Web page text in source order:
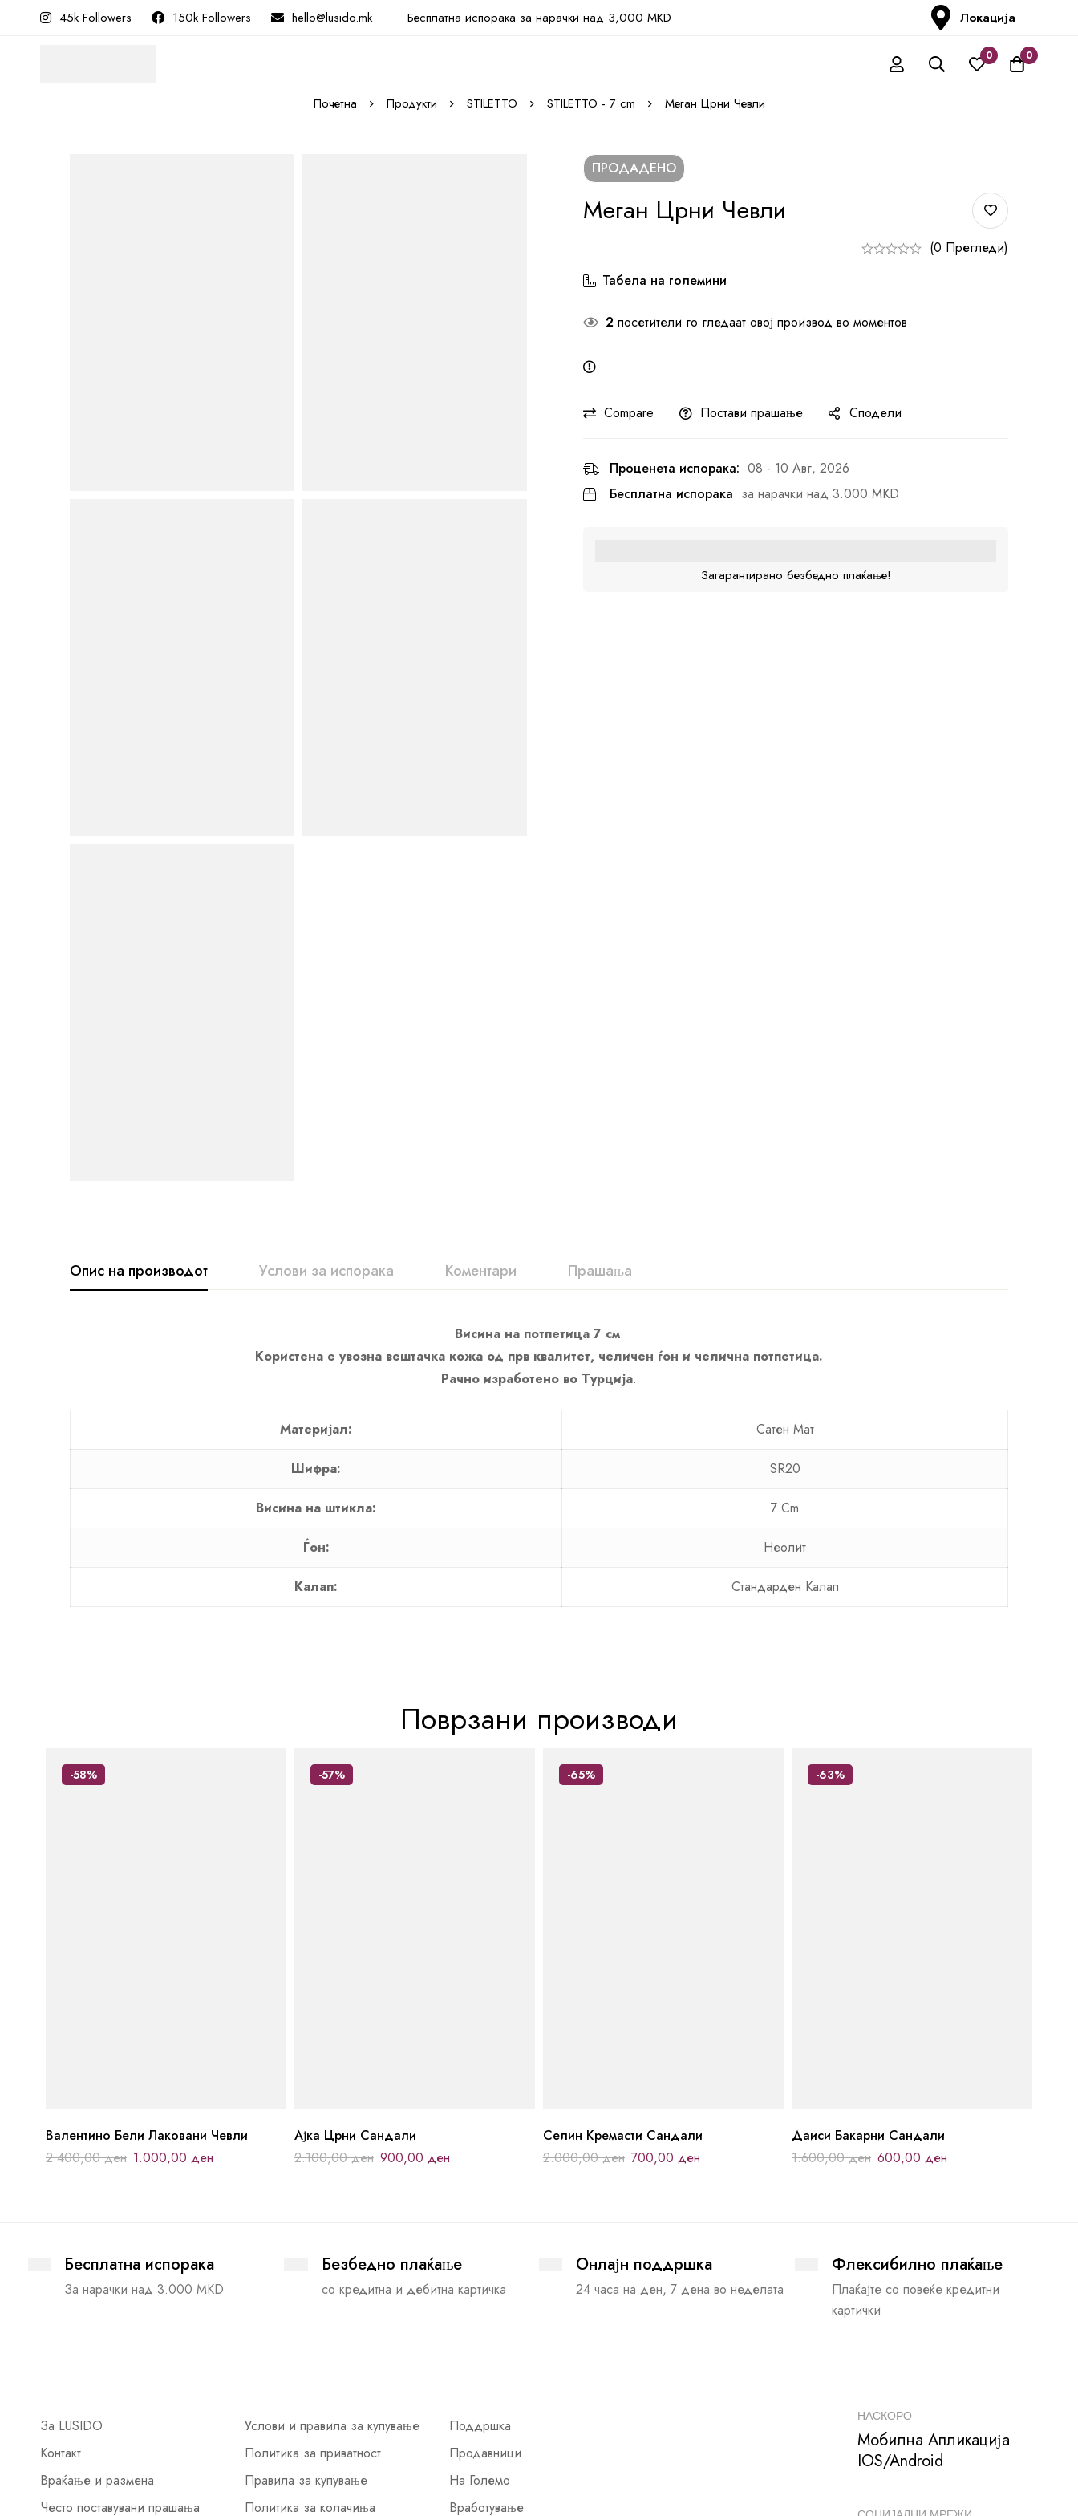
45k Followers 150k Followers hello@lusido.mk Бесплатна испорака за нарачки над 3,000 MKD Локација
0 0
Почетна Продукти STILETTO STILETTO - 7 cm Меган Црни Чевли
ПРОДАДЕНО
Меган Црни Чевли
(0 Прегледи)
Табела на големини
2 посетители го гледаат овој производ во моментов
Compare Постави прашање Сподели
Проценета испорака: 08 - 10 Авг, 2026
Бесплатна испорака за нарачки над 3.000 MKD
Загарантирано безбедно плаќање!
Опис на производот Услови за испорака Коментари Прашања
Висина на потпетица 7 см.
Користена е увозна вештачка кожа од прв квалитет, челичен ѓон и челична потпетица.
Рачно изработено во Турција.
Материјал: Сатен Мат
Шифра: SR20
Висина на штикла: 7 Cm
Ѓон: Неолит
Калап: Стандарден Калап
Поврзани производи
-58%
Валентино Бели Лаковани Чевли
2.400,00ден 1.000,00 ден
-57%
Ајка Црни Сандали
2.100,00ден 900,00 ден
-65%
Селин Кремасти Сандали
2.000,00ден 700,00 ден
-63%
Даиси Бакарни Сандали
1.600,00ден 600,00 ден
Бесплатна испорака
За нарачки над 3.000 MKD
Безбедно плаќање
со кредитна и дебитна картичка
Онлајн поддршка
24 часа на ден, 7 дена во неделата
Флексибилно плаќање
Плаќајте со повеќе кредитни
картички
За LUSIDO
Контакт
Враќање и размена
Често поставувани прашања
Услови и правила за купување
Политика за приватност
Правила за купување
Политика за колачиња
Поддршка
Продавници
На Големо
Вработување
НАСКОРО
Мобилна Апликација
IOS/Android